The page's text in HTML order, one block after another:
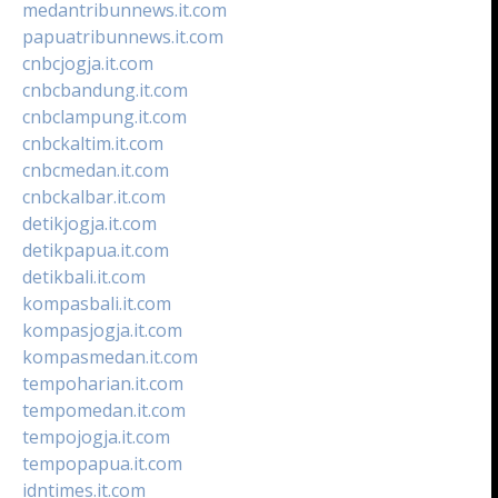
medantribunnews.it.com
papuatribunnews.it.com
cnbcjogja.it.com
cnbcbandung.it.com
cnbclampung.it.com
cnbckaltim.it.com
cnbcmedan.it.com
cnbckalbar.it.com
detikjogja.it.com
detikpapua.it.com
detikbali.it.com
kompasbali.it.com
kompasjogja.it.com
kompasmedan.it.com
tempoharian.it.com
tempomedan.it.com
tempojogja.it.com
tempopapua.it.com
idntimes.it.com